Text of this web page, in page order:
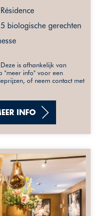
biologische gerechten
is afhankelijk van
"meer info" voor een
of neem contact met
INFO